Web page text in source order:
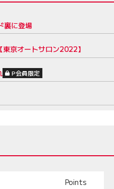
裏に登場
京オートサロン2022】
P会員限定
Points